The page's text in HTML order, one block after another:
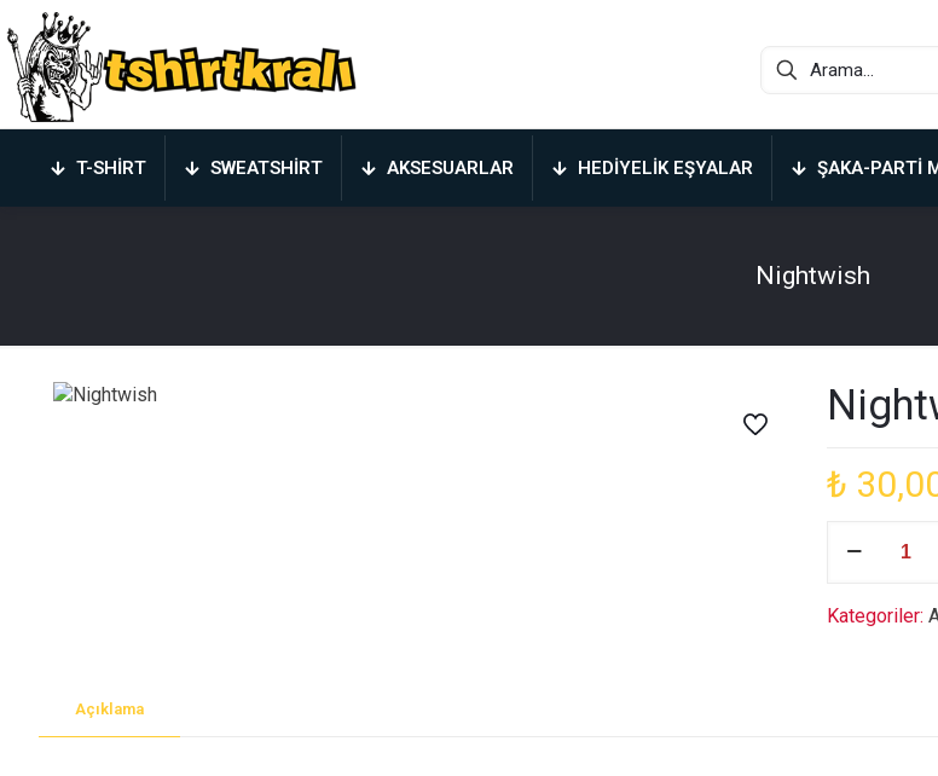
T-SHIRT SWEATSHIRT AKSESUARLAR HEDIYELIK EŞYALAR ŞAKA-PARTI
Nightwish
₺
adet
Kategoriler:
Açıklama